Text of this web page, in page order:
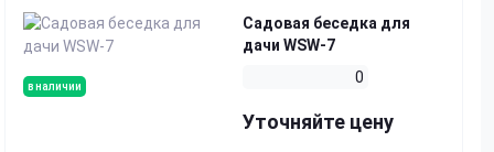
в наличии
Садовая беседка для
дачи WSW-7
0
Уточняйте цену